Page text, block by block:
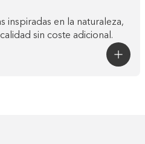
inspiradas en la naturaleza,
sin coste adicional.